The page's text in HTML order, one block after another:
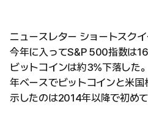
ニュースレター ショートスクイ
今年に入ってS&P 500指数は
ビットコインは約3%下落した。
年ベースでビットコインと米
示したのは2014年以降で初めて